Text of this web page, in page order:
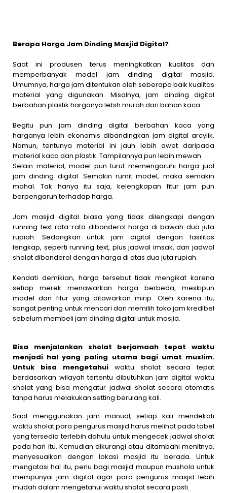
Berapa Harga Jam Dinding Masjid Digital?
Saat ini produsen terus meningkatkan kualitas dan
memperbanyak model jam dinding digital masjid.
Umumnya, harga jam ditentukan oleh seberapa baik kualitas
material yang digunakan. Misalnya, jam dinding digital
berbahan plastik harganya lebih murah dari bahan kaca.
Begitu pun jam dinding digital berbahan kaca yang
harganya lebih ekonomis dibandingkan jam digital arcylik.
Namun, tentunya material ini jauh lebih awet daripada
material kaca dan plastik. Tampilannya pun lebih mewah.
Selain material, model pun turut memengaruhi harga jual
jam dinding digital. Semakin rumit model, maka semakin
mahal. Tak hanya itu saja, kelengkapan fitur jam pun
berpengaruh terhadap harga.
Jam masjid digital biasa yang tidak dilengkapi dengan
running text rata-rata dibanderol harga di bawah dua juta
rupiah. Sedangkan untuk jam digital dengan fasilitas
lengkap, seperti running text, plus jadwal imsak, dan jadwal
sholat dibanderol dengan harga di atas dua juta rupiah.
Kendati demikian, harga tersebut tidak mengikat karena
setiap merek menawarkan harga berbeda, meskipun
model dan fitur yang ditawarkan mirip. Oleh karena itu,
sangat penting untuk mencari dan memilih toko jam kredibel
sebelum membeli jam dinding digital untuk masjid.
Bisa menjalankan sholat berjamaah tepat waktu
menjadi hal yang paling utama bagi umat muslim.
Untuk bisa mengetahui waktu sholat secara tepat
berdasarkan wilayah tertentu dibutuhkan jam digital waktu
sholat yang bisa mengatur jadwal sholat secara otomatis
tanpa harus melakukan setting berulang kali.
Saat menggunakan jam manual, setiap kali mendekati
waktu sholat para pengurus masjid harus melihat pada tabel
yang tersedia terlebih dahulu untuk mengecek jadwal sholat
pada hari itu. Kemudian dikurangi atau ditambahi menitnya,
menyesuaikan dengan lokasi masjid itu berada. Untuk
mengatasi hal itu, perlu bagi masjid maupun mushola untuk
mempunyai jam digital agar para pengurus masjid lebih
mudah dalam mengetahui waktu sholat secara pasti.